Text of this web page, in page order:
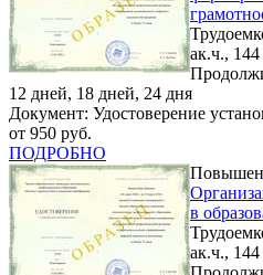
ак.ч., 144
12 дней, 18 дней, 24 дня
Документ: Удостоверение
от 950 руб.
ПОДРОБНО
в
ак.ч., 144